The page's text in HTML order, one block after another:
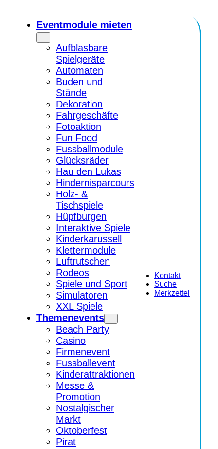
Eventmodule mieten
Aufblasbare
Spielgeräte
Automaten
Buden und
Stände
Dekoration
Fahrgeschäfte
Fotoaktion
Fun Food
Fussballmodule
Glücksräder
Hau den Lukas
Hindernisparcours
Holz- &
Tischspiele
Hüpfburgen
Interaktive Spiele
Kinderkarussell
Klettermodule
Luftrutschen
Rodeos
Spiele und Sport
Simulatoren
XXL Spiele
Themenevents
Beach Party
Casino
Firmenevent
Fussballevent
Kinderattraktionen
Messe &
Promotion
Nostalgischer
Markt
Oktoberfest
Pirat
Kontakt
Suche
Merkzettel